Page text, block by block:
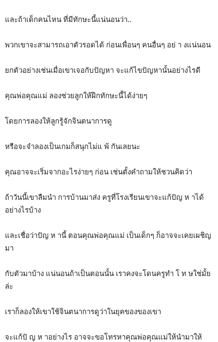
และถ้าเด็กคนไหน ที่มีทักษะนี้แน่นอนว่า..
พวกเขาจะสามารถเอาตัวรอดได้ ก่อนเพื่อนๆ คนอื่นๆ อย่ า งแน่นอน
ยกตัวอย่างเช่นเมื่อเขาเจอกับปัญหา จะแก้ไขปัญหานั้นอย่างไรดี
คุณพ่อคุณแม่ ลองช่วยลูกให้ฝึกทักษะนี้ได้ง่ายๆ
โดยการลองให้ลูกรู้จักจินตนาการดู
หรือจะจำลองเป็นเกมก็สนุกไม่แ พ้ กันเลยนะ
คุณอาจจะเริ่มจากอะไรง่ายๆ ก่อน เช่นตั้งคำถามให้ชวนคิดว่า
ถ้าวันนี้เขาลืมนำ การบ้านมาส่ง ครูที่โรงเรียนเขาจะแก้ปัญ ห าได้
อย่างไรบ้าง
และเชื่อว่าปัญ ห านี้ ตอนคุณพ่อคุณแม่ เป็นเด็กๆ ก็อาจจะเคยเผชิญ
มา
กับตัวมาบ้าง แน่นอนถ้าเป็นตอนนั้น เราคงจะโดนครูทำ โ ท ษใช่มั้ย
ล่ะ
เราก็ลองให้เขาใช้จินตนาการดูว่าในยุคของของเขา
จะแก้ปั ญ ห าอย่างไร อาจจะขอโทรหาคุณพ่อคุณแม่ให้นำมาให้